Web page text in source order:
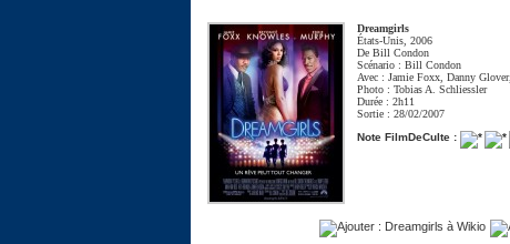
Dreamgirls
États-Unis, 2006
DeBill Condon
Scénario :Bill Condon
Avec :Jamie Foxx ,Danny Glover
Photo :Tobias A. Schliessler
Durée : 2h11
Sortie : 28/02/2007
Note FilmDeCulte :